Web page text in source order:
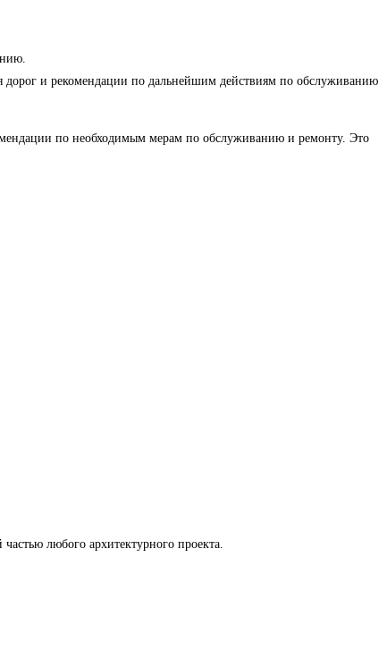
дорог и рекомендации по дальнейшим действиям по обслуживанию
по необходимым мерам по обслуживанию и ремонту. Это
любого архитектурного проекта.